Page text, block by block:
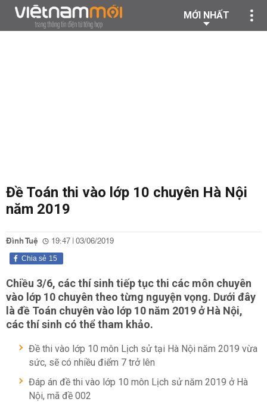
MỚI NHẤT
Đề Toán thi vào lớp 10 chuyên Hà Nội
năm 2019
Đình Tuệ 19:47 | 03/06/2019
15
Chia sẻ
Chiều 3/6, các thí sinh tiếp tục thi các môn chuyên
vào lớp 10 chuyên theo từng nguyện vọng. Dưới đây
là đề Toán chuyên vào lớp 10 năm 2019 ở Hà Nội,
các thí sinh có thể tham khảo.
Đề thi vào lớp 10 môn Lịch sử tại Hà Nội năm 2019 vừa
sức, sẽ có nhiều điểm 7 trở lên
Đáp án đề thi vào lớp 10 môn Lịch sử năm 2019 ở Hà
Nội, mã đề 002